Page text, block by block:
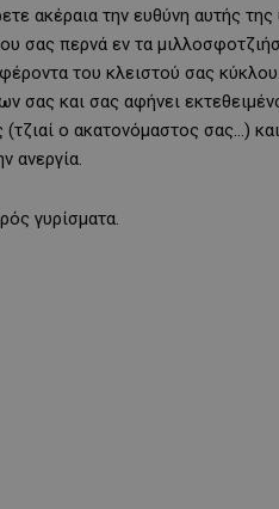
ακέραια την ευθύνη αυτής
σας περνά εν τα
του κλειστού σας
σας και σας αφήνει
ο ακατονόμαστος σας…)
ανεργία.
γυρίσματα.